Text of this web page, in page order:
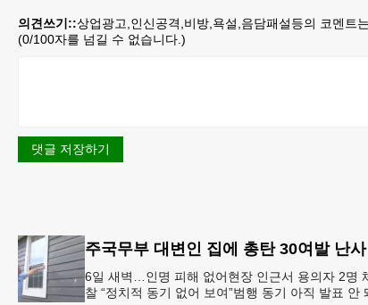
의견쓰기::상업광고,인신공격,비방,욕설,음담패설등의 코멘트
(0/100자를 넘길 수 없습니다.)
댓글 저장하기
주국무부 대변인 집에 총탄 30여발 난사
6일 새벽…인명 피해 없어현장 인근서 용의자 2명
찰 “정치적 동기 없어 보여”범행 동기 아직 발표 안